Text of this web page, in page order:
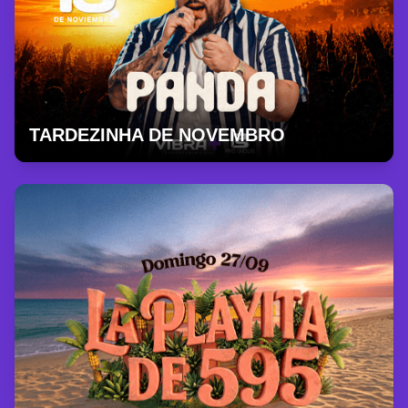
TARDEZINHA DE NOVEMBRO